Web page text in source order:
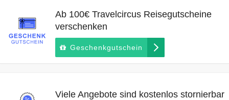
Ab 100€ Travelcircus Reisegutscheine
verschenken
Geschenkgutschein
Viele Angebote sind kostenlos stornierbar